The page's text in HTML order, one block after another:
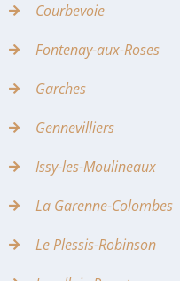
Courbevoie
Fontenay-aux-Roses
Garches
Gennevilliers
Issy-les-Moulineaux
La Garenne-Colombes
Le Plessis-Robinson